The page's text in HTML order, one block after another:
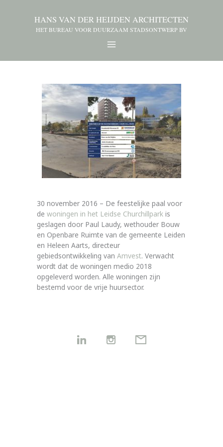
HANS VAN DER HEIJDEN ARCHITECTEN
HET BUREAU VOOR DUURZAAM STADSONTWERP BV
30 november 2016 – De feestelijke paal voor
de woningen in het Leidse Churchillpark is
geslagen door Paul Laudy, wethouder Bouw
en Openbare Ruimte van de gemeente Leiden
en Heleen Aarts, directeur
gebiedsontwikkeling van Amvest. Verwacht
wordt dat de woningen medio 2018
opgeleverd worden. Alle woningen zijn
bestemd voor de vrije huursector.